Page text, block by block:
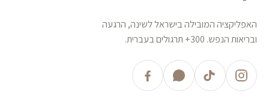
האפליקציה המובילה בישראל לשינה, הרגעה
ובריאות הנפש. 300+ תרגולים בעברית.